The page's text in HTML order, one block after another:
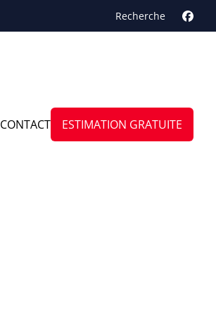
Recherche
CONTACT ESTIMATION GRATUITE